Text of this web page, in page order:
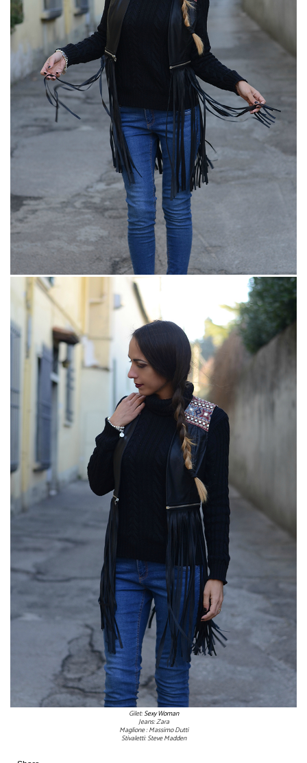
Gilet:Sexy Woman
Jeans: Zara
Maglione : Massimo Dutti
Stivaletti: Steve Madden